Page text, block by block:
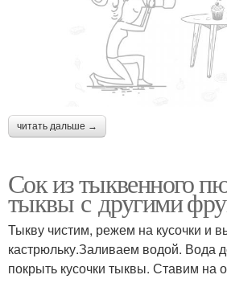
читать дальше →
Сок из тыквенного
тыквы с другими
Тыкву чистим, режем на кусочки и
кастрюльку.Заливаем водой. Вода
покрыть кусочки тыквы. Ставим на